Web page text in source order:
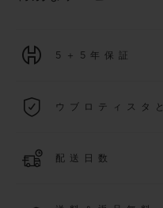
5＋5年保証
際保証が適用されます。
ウブロティスタ
月1 日以降に購入された時
配送日数